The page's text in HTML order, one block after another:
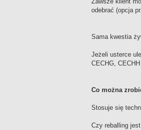
odebrać (opcja
Sama kwestia
Jeżeli usterce
CECHG,
Co można
Stosuje się
Czy reballing